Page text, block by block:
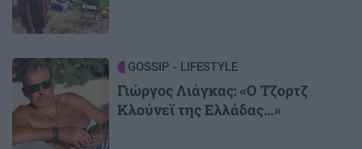
Image GOSSIP - LIFESTYLE
Γιώργος Λιάγκας: «Ο Τζορτζ
Κλούνεϊ της Ελλάδας…»